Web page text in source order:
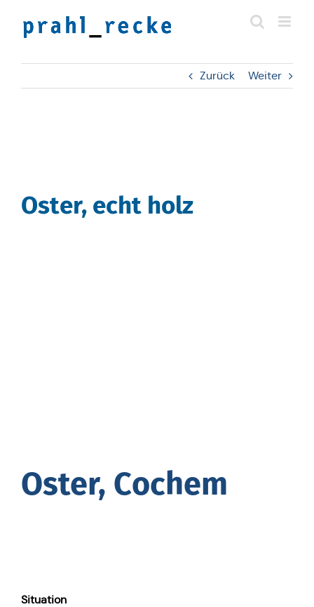
Inhalt
Zurück Weiter
Oster, echt holz
Oster, Cochem
Situa­ti­on